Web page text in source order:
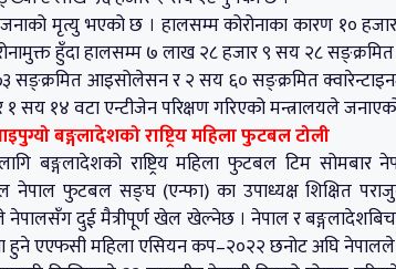
मृत्यु भएको छ । हालसम्म कोरोनाका कारण १०
हुँदा हालसम्म ७ लाख २८ हजार ९ सय २८
सङ्क्रमित आइसोलेसन र २ सय ६० सङ्क्रमित
सय १४ वटा एन्टीजेन परिक्षण गरिएको मन्त्रालयले
बङ्गलादेशको राष्ट्रिय महिला फुटबल टोली
बङ्गलादेशको राष्ट्रिय महिला फुटबल टिम
नेपाल फुटबल सङ्घ (एन्फा) का उपाध्यक्ष शिक्षित
दुई मैत्रीपूर्ण खेल खेल्नेछ । नेपाल र
हुने एएफसी महिला एसियन कप–२०२२ छनोट अघि